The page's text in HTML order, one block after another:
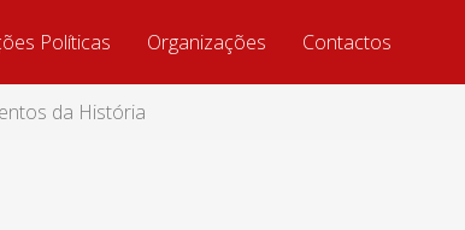
Políticas Organizações Contactos
da História